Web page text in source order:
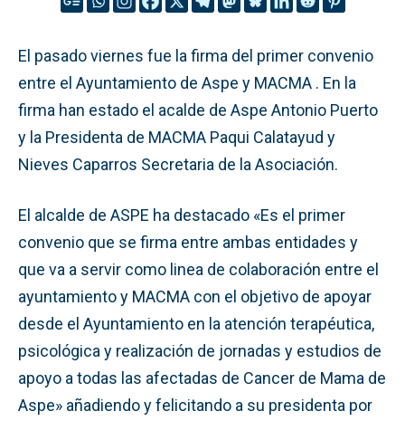
El pasado viernes fue la firma del primer convenio
entre el Ayuntamiento de Aspe y MACMA . En la
firma han estado el acalde de Aspe Antonio Puerto
y la Presidenta de MACMA Paqui Calatayud y
Nieves Caparros Secretaria de la Asociación.
El alcalde de ASPE ha destacado «Es el primer
convenio que se firma entre ambas entidades y
que va a servir como linea de colaboración entre el
ayuntamiento y MACMA con el objetivo de apoyar
desde el Ayuntamiento en la atención terapéutica,
psicológica y realización de jornadas y estudios de
apoyo a todas las afectadas de Cancer de Mama de
Aspe» añadiendo y felicitando a su presidenta por